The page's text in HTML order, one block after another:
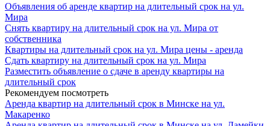
Объявления об аренде квартир на длительный срок на ул.
Мира
Снять квартиру на длительный срок на ул. Мира от
собственника
Квартиры на длительный срок на ул. Мира цены - аренда
Сдать квартиру на длительный срок на ул. Мира
Разместить объявление о сдаче в аренду квартиры на
длительный срок
Рекомендуем посмотреть
Аренда квартир на длительный срок в Минске на ул.
Макаренко